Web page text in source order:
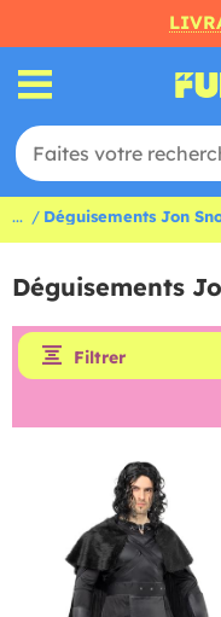
... Déguisements Jon
Déguisements
Filtrer